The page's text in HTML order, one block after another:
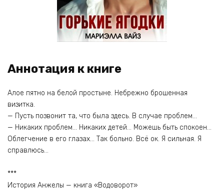
Аннотация к книге
Алое пятно на белой простыне. Небрежно брошенная
визитка.
— Пусть позвонит та, что была здесь. В случае проблем…
— Никаких проблем… Никаких детей… Можешь быть спокоен…
Облегчение в его глазах… Так больно. Всё ок. Я сильная. Я
справлюсь…
***
История Анжелы — книга «Водоворот»